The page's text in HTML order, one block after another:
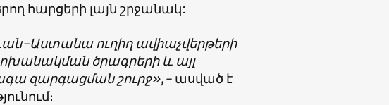
հարցերի լայն շրջանակ:
Աստանա ուղիղ ավիաչվերթերի
ծրագրերի և այլ
զարգացման շուրջ»,- ասված է